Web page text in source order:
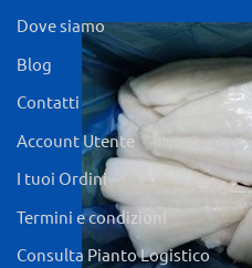
Dove siamo
Blog
Contatti
Account Utente
I tuoi Ordini
Termini e condizioni
Consulta Pianto Logistico